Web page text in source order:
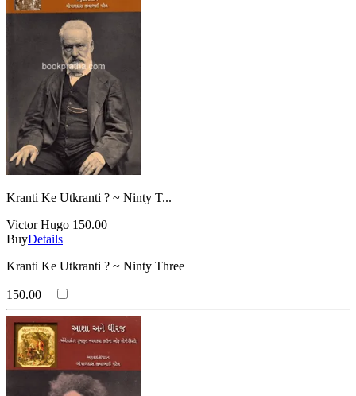
Kranti Ke Utkranti ? ~ Ninty T...
Victor Hugo 150.00
BuyDetails
Kranti Ke Utkranti ? ~ Ninty Three
150.00